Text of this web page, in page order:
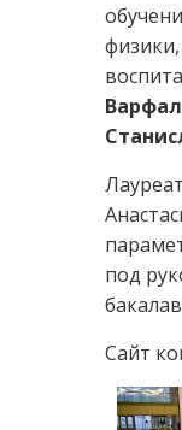
под
Сайт